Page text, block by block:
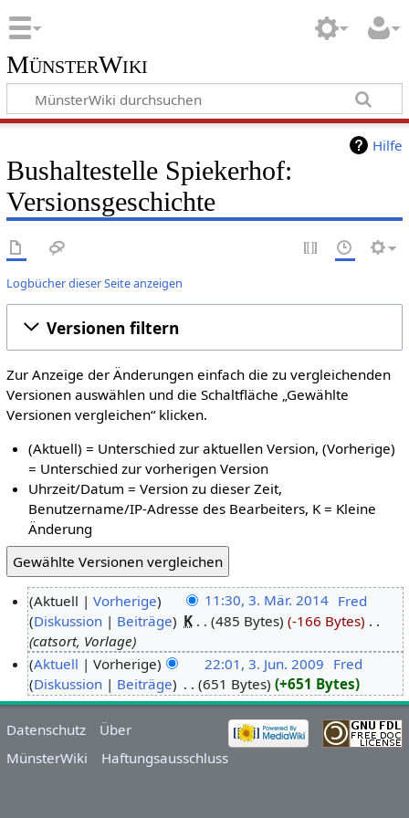
MünsterWiki
Hilfe
Bushaltestelle Spiekerhof:
Versionsgeschichte
Logbücher dieser Seite anzeigen
Versionen filtern
Zur Anzeige der Änderungen einfach die zu vergleichenden
Versionen auswählen und die Schaltfläche „Gewählte
Versionen vergleichen“ klicken.
(Aktuell) = Unterschied zur aktuellen Version, (Vorherige)
= Unterschied zur vorherigen Version
Uhrzeit/Datum = Version zu dieser Zeit,
Benutzername/IP-Adresse des Bearbeiters, K = Kleine
Änderung
Aktuell Vorherige 11:30, 3. Mär. 2014‎ Fred
Diskussion
Beiträge K 485 Bytes -166 Bytes
catsort, Vorlage
Aktuell
Vorherige 22:01, 3. Jun. 2009 Fred
Diskussion
Beiträge 651 Bytes +651 Bytes
Datenschutz
Über
MünsterWiki
Haftungsausschluss